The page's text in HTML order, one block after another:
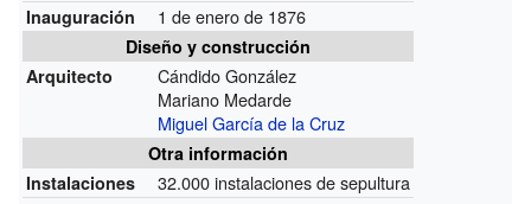
Inauguración 1 de enero de 1876
Diseño y construcción
Arquitecto
Cándido González
Mariano Medarde
Miguel García de la Cruz
Otra información
Instalaciones
32.000 instalaciones de sepultura